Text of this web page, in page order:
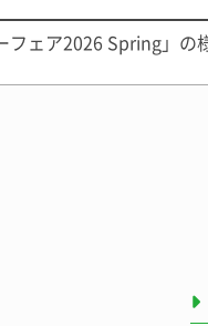
ェア2026 Spring」の